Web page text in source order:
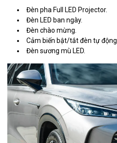
Đèn pha Full LED Projector.
Đèn LED ban ngày.
Đèn chào mừng.
Cảm biến bật/tắt đèn tự động.
Đèn sương mù LED.